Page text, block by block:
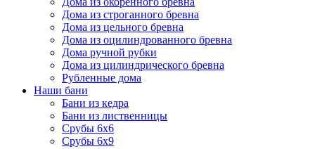
Дома из строганного бревна
Дома из цельного бревна
Дома из оцилиндрованного бревна
Дома ручной рубки
Дома из цилиндрического бревна
Рубленные дома
Наши бани
Бани из кедра
Бани из лиственницы
Срубы 6х6
Срубы 6х9